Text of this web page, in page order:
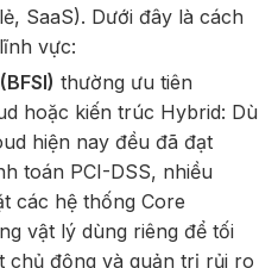
SaaS). Dưới đây là cách
vực:
thường ưu tiên
hoặc kiến trúc Hybrid: Dù
hiện nay đều đã đạt
toán PCI-DSS, nhiều
các hệ thống Core
vật lý dùng riêng để tối
chủ động và quản trị rủi ro